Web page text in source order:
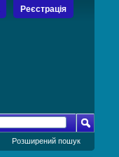
Реєстрація
Розширений пошук